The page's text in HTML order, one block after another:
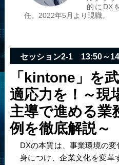
的にDX
任。2022年5月より現職。
セッション2-1 13:50～
「kintone」を
適応力を！ ～現
主導で進める業
例を徹底解説～
DXの本質は、事業環境の
身につけ、企業文化を変革